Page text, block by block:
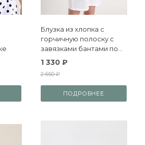
Блузка из хлопка с
горчичную полоску с
завязками бантами по
спинке
1 330 ₽
2 650 ₽
ПОДРОБНЕЕ